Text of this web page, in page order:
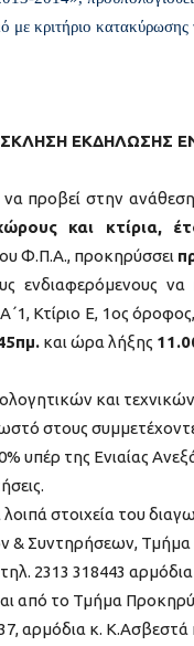
κριτήριο κατακύρωσης
ΕΚΔΗΛΩΣΗΣ
προβεί στην
και κτίρια,
Φ.Π.Α., προκηρύσσει
ενδιαφερόμενους
Κτίριο Ε, 1ος
και ώρα λήξης
και
στους
υπέρ της Ενιαίας
στοιχεία του
Συντηρήσεων,
2313 318443 αρμόδια
από το Τμήμα
αρμόδια κ. Κ.Ασβεστά